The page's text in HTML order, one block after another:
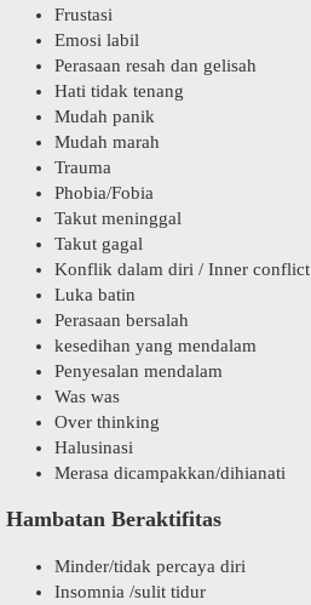
Frustasi
Emosi labil
Perasaan resah dan gelisah
Hati tidak tenang
Mudah panik
Mudah marah
Trauma
Phobia/Fobia
Takut meninggal
Takut gagal
Konflik dalam diri / Inner conflict
Luka batin
Perasaan bersalah
kesedihan yang mendalam
Penyesalan mendalam
Was was
Over thinking
Halusinasi
Merasa dicampakkan/dihianati
Hambatan Beraktifitas
Minder/tidak percaya diri
Insomnia /sulit tidur